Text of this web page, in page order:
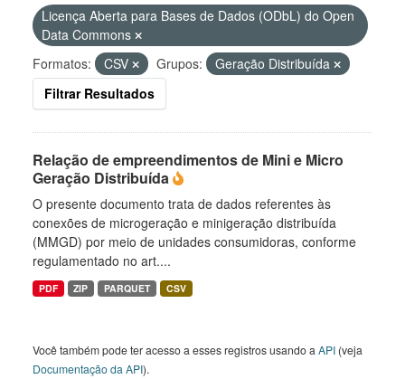
Licença Aberta para Bases de Dados (ODbL) do Open
Data Commons
Formatos:
CSV Grupos:
Geração Distribuída
Filtrar Resultados
Relação de empreendimentos de Mini e Micro
Geração Distribuída
O presente documento trata de dados referentes às
conexões de microgeração e minigeração distribuída
(MMGD) por meio de unidades consumidoras, conforme
regulamentado no art....
PDF ZIP PARQUET CSV
Você também pode ter acesso a esses registros usando a API (veja
Documentação da API).